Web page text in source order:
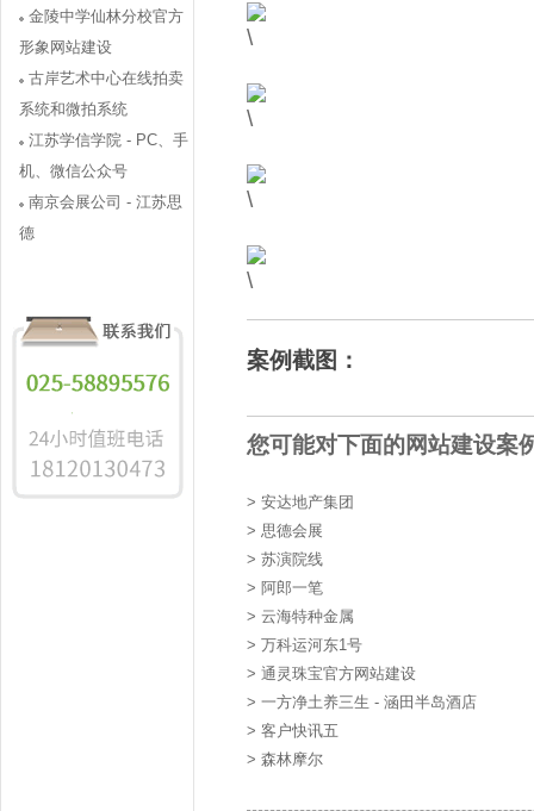
金陵中学仙林分校官方
形象网站建设
古岸艺术中心在线拍卖
系统和微拍系统
江苏学信学院 - PC、手
机、微信公众号
南京会展公司 - 江苏思
德
案例截图：
您可能对下面的网站建设案
> 安达地产集团
> 思德会展
> 苏演院线
> 阿郎一笔
> 云海特种金属
> 万科运河东1号
> 通灵珠宝官方网站建设
> 一方净土养三生 - 涵田半岛酒店
> 客户快讯五
> 森林摩尔